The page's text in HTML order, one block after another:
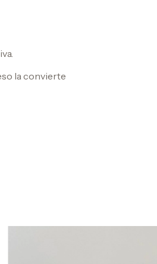
la convierte